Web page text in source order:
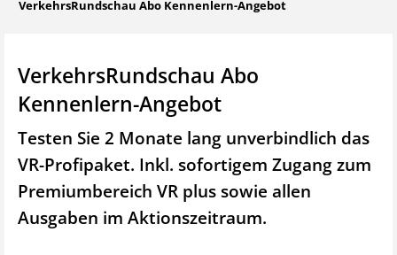
VerkehrsRundschau Abo Kennenlern-Angebot
VerkehrsRundschau Abo
Kennenlern-Angebot
Testen Sie 2 Monate lang unverbindlich das
VR-Profipaket. Inkl. sofortigem Zugang zum
Premiumbereich VR plus sowie allen
Ausgaben im Aktionszeitraum.